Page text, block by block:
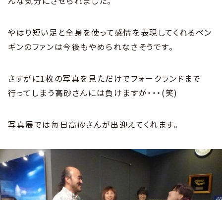
やはり短い足と全身を使って感情を表現してくれるペン
ギンのファンは今後もやめられなさそうです。
さすがに1枚の写真を見ただけでフォークランドまで
行ってしまう高砂さんには負けますが・・・(笑)
写真展では毎日高砂さんが出迎えてくれます。